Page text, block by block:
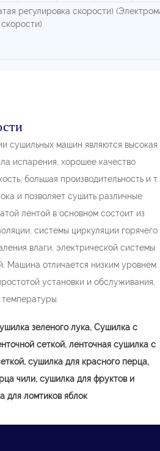
регулировка скорости)
сушильных машин являются высокая
испарения, хорошее качество
большая производительность и т.
и позволяет сушить различные
​​лентой в основном состоит из
системы циркуляции горячего
влаги, электрической системы
Машина отличается низким уровнем
установки и обслуживания,
зеленого лука, Сушилка с
сеткой, ленточная сушилка с
сушилка для красного перца,
чили, сушилка для фруктов и
для ломтиков яблок